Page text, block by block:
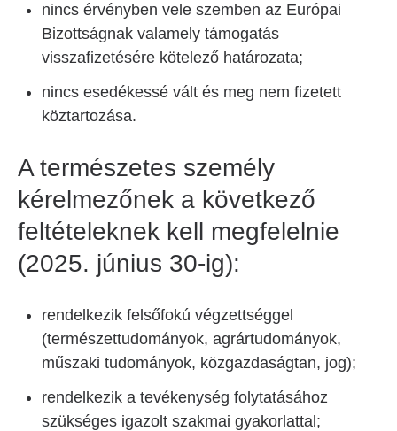
nincs érvényben vele szemben az Európai
Bizottságnak valamely támogatás
visszafizetésére kötelező határozata;
nincs esedékessé vált és meg nem fizetett
köztartozása.
A természetes személy
kérelmezőnek a következő
feltételeknek kell megfelelnie
(2025. június 30-ig):
rendelkezik felsőfokú végzettséggel
(természettudományok, agrártudományok,
műszaki tudományok, közgazdaságtan, jog);
rendelkezik a tevékenység folytatásához
szükséges igazolt szakmai gyakorlattal;